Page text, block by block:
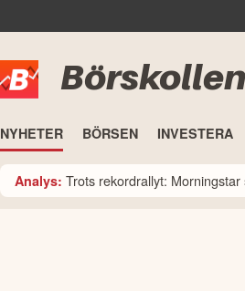
Börskollen
NYHETER BÖRSEN INVESTERA
Analys: Trots rekordrallyt: